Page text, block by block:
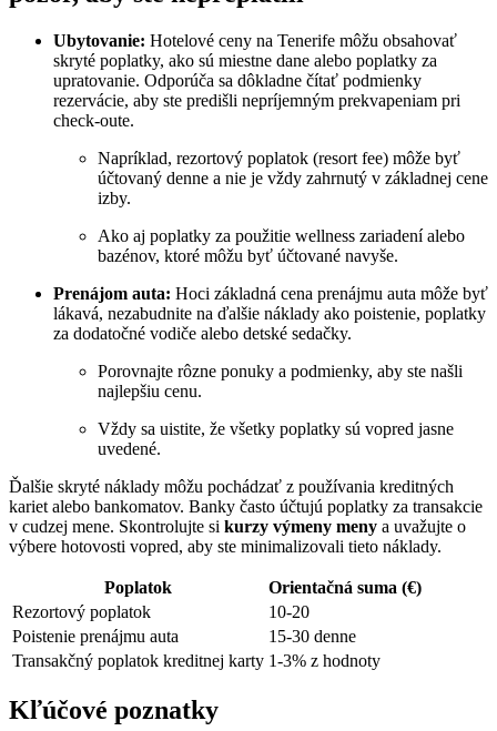
Ubytovanie: Hotelové ceny na Tenerife môžu obsahovať
skryté poplatky, ako sú miestne dane alebo poplatky za
upratovanie. Odporúča sa dôkladne čítať podmienky
rezervácie, aby ste predišli nepríjemným prekvapeniam pri
check-oute.
Napríklad, rezortový poplatok (resort fee) môže byť
účtovaný denne a nie je vždy zahrnutý v základnej cene
izby.
Ako aj poplatky za použitie wellness zariadení alebo
bazénov, ktoré môžu byť účtované navyše.
Prenájom auta: Hoci základná cena prenájmu auta môže byť
lákavá, nezabudnite na ďalšie náklady ako poistenie, poplatky
za dodatočné vodiče alebo detské sedačky.
Porovnajte rôzne ponuky a podmienky, aby ste našli
najlepšiu cenu.
Vždy sa uistite, že všetky poplatky sú vopred jasne
uvedené.
Ďalšie skryté náklady môžu pochádzať z používania kreditných
kariet alebo bankomatov. Banky často účtujú poplatky za transakcie
v cudzej mene. Skontrolujte si kurzy výmeny meny a uvažujte o
výbere hotovosti vopred, aby ste minimalizovali tieto náklady.
Poplatok
Orientačná suma (€)
Rezortový poplatok
10-20
Poistenie prenájmu auta
15-30 denne
Transakčný poplatok kreditnej karty 1-3% z hodnoty
Kľúčové poznatky